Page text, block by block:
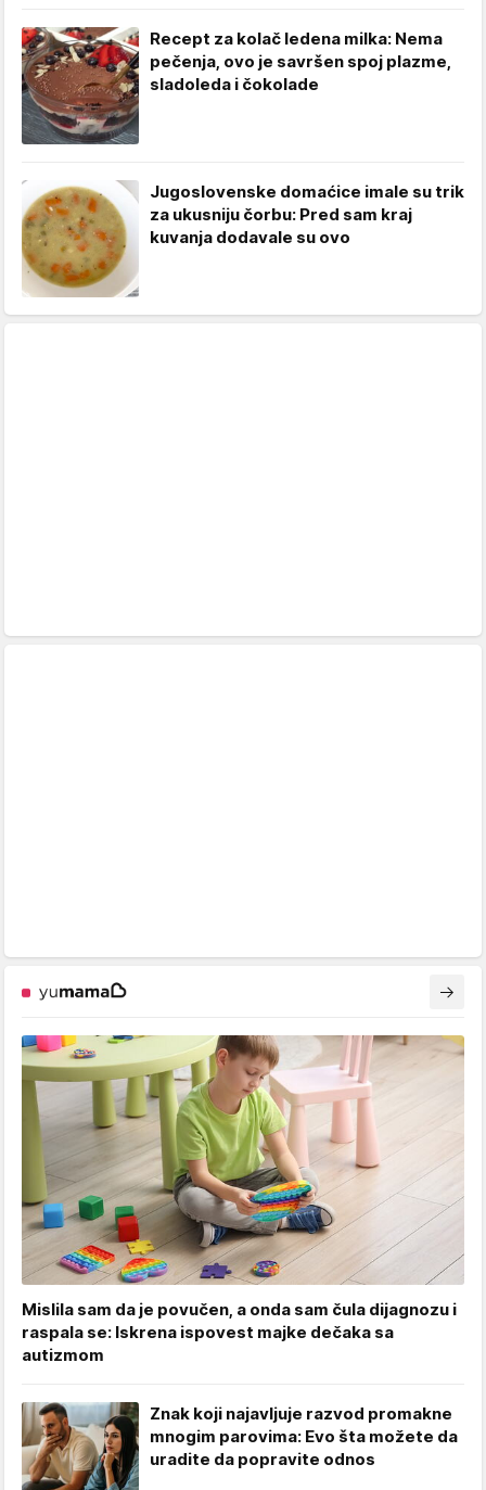
Recept za kolač ledena milka: Nema
pečenja, ovo je savršen spoj plazme,
sladoleda i čokolade
Jugoslovenske domaćice imale su trik
za ukusniju čorbu: Pred sam kraj
kuvanja dodavale su ovo
Mislila sam da je povučen, a onda sam čula dijagnozu i
raspala se: Iskrena ispovest majke dečaka sa
autizmom
Znak koji najavljuje razvod promakne
mnogim parovima: Evo šta možete da
uradite da popravite odnos